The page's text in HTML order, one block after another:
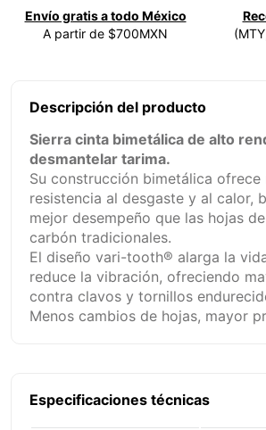
Envío gratis a todo México
A partir de $700MXN
Descripción del producto
Sierra cinta bimetálica de alto
desmantelar tarima.
Su construcción bimetálica ofrece
resistencia al desgaste y al calor,
mejor desempeño que las hojas
carbón tradicionales.
El diseño vari-tooth® alarga la
reduce la vibración, ofreciendo
contra clavos y tornillos
Menos cambios de hojas, mayor
Especificaciones técnicas